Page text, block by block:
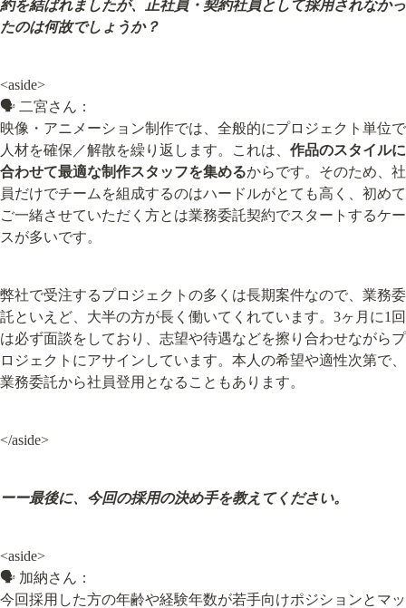
約を結ばれましたが、正社員・契約社員として採用されなかっ
たのは何故でしょうか？
<aside>
🗣️ 二宮さん：
映像・アニメーション制作では、全般的にプロジェクト単位で
人材を確保／解散を繰り返します。これは、 作品のスタイルに
合わせて最適な制作スタッフを集めるからです。そのため、社
員だけでチームを組成するのはハードルがとても高く、初めて
ご一緒させていただく方とは業務委託契約でスタートするケー
スが多いです。
弊社で受注するプロジェクトの多くは長期案件なので、業務委
託といえど、大半の方が長く働いてくれています。3ヶ月に1回
は必ず面談をしており、志望や待遇などを擦り合わせながらプ
ロジェクトにアサインしています。本人の希望や適性次第で、
業務委託から社員登用となることもあります。
</aside>
ーー最後に、今回の採用の決め手を教えてください。
<aside>
🗣️ 加納さん：
今回採用した方の年齢や経験年数が若手向けポジションとマッ